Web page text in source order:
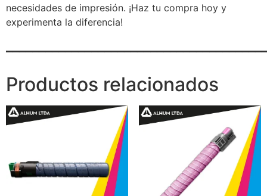
necesidades de impresión. ¡Haz tu compra hoy y
experimenta la diferencia!
Productos relacionados